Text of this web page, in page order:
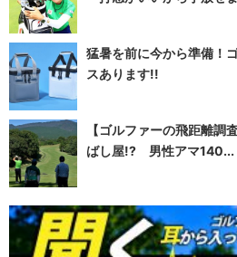
猛暑を前に今から準備！
スあります!!
【ゴルファーの飛距離
ばし屋!? 男性アマ140...